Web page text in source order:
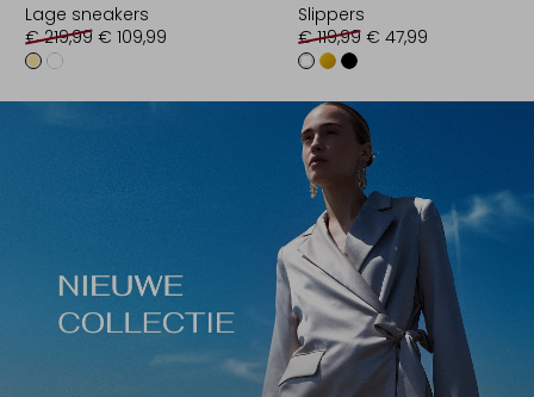
Lage sneakers
€ 219,99 € 109,99
Slippers
€ 119,99 € 47,99